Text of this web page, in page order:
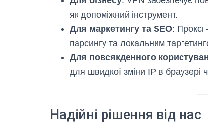
як допоміжний інструмент.
Для маркетингу та SEO:
парсингу та локальним
Для повсякденного
для швидкої зміни IP в браузері
Надійні рішення від нас